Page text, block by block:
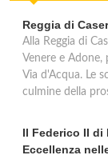
Reggia di
Alla Reggia di
Venere e
Via d'Acqua. Le
culmine della
Il Federico II di
Eccellenza